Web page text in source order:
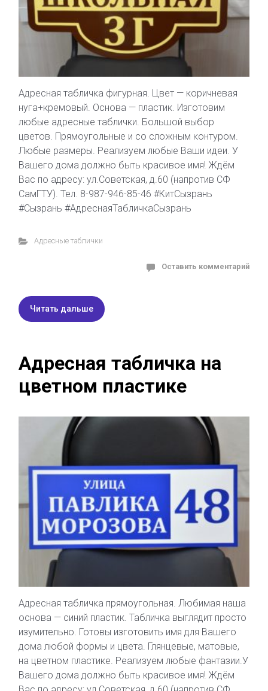
Адресная табличка фигурная. Цвет — коричневая
нуга+кремовый. Основа — пластик. Изготовим
любые адресные таблички. Большой выбор
цветов. Прямоугольные и со сложным контуром.
Любые размеры. Реализуем любые Ваши идеи. У
Вашего дома должно быть красивое имя! Ждём
Вас по адресу: ул.Советская, д.60 (напротив СФ
СамГТУ). Тел. 8-987-946-85-46 #КитСызрань
#Сызрань #АдреснаяТабличкаСызрань
Адресные таблички
Оставить комментарий
Читать дальше
Адресная табличка на
цветном пластике
Адресная табличка прямоугольная. Любимая наша
основа — синий пластик. Табличка выглядит просто
изумительно. Готовы изготовить имя для Вашего
дома любой формы и цвета. Глянцевые, матовые,
на цветном пластике. Реализуем любые фантазии.У
Вашего дома должно быть красивое имя! Ждём